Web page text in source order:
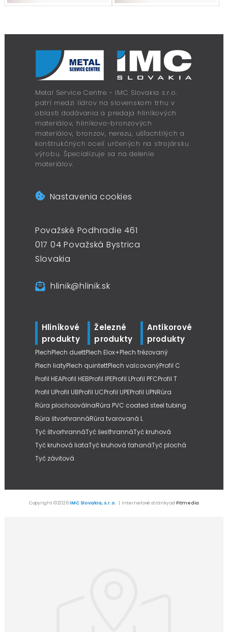
Metal Service Centre - IMC Slovakia s.r.o.
patrí medzi lídrov na slovenskom trhu v
oblasti dodávania a predaja hliníkových
materiálov, hliníkovo-bronzových
materiálov, bronzov, nerezu, ušľachtilých a
konštrukčných ocelí určených na strojársku
výrobu. Špecializuje sa na delenie
materiálov.
Nastavenia cookies
Považské Podhradie 461
017 04 Považská Bystrica
Slovakia
hlinik@hlinik.sk
Hliníkové
produkty
Železné
produkty
Antikorové
produkty
PlechPlech duettPlech Elox+Plech frézovaný
Plech liatyPlech quintettPlech valcovanýProfil C
Profil HEAProfil HEBProfil IPEProfil LProfil PFCProfil T
Profil UProfil UBProfil UCProfil UPEProfil UPNRúra
Rúra plochooválnaRúra PVC coated steel tubing
Rúra štvorhrannáRúra tvarovaná L
Tyč štvorhrannáTyč šesťhrannáTyč kruhová
Tyč kruhová liataTyč kruhová ťahanáTyč plochá
Tyč závitová
Copyright © 2026IMC Slovakia, s.r.o. | Internetové stránky od Pitmedia